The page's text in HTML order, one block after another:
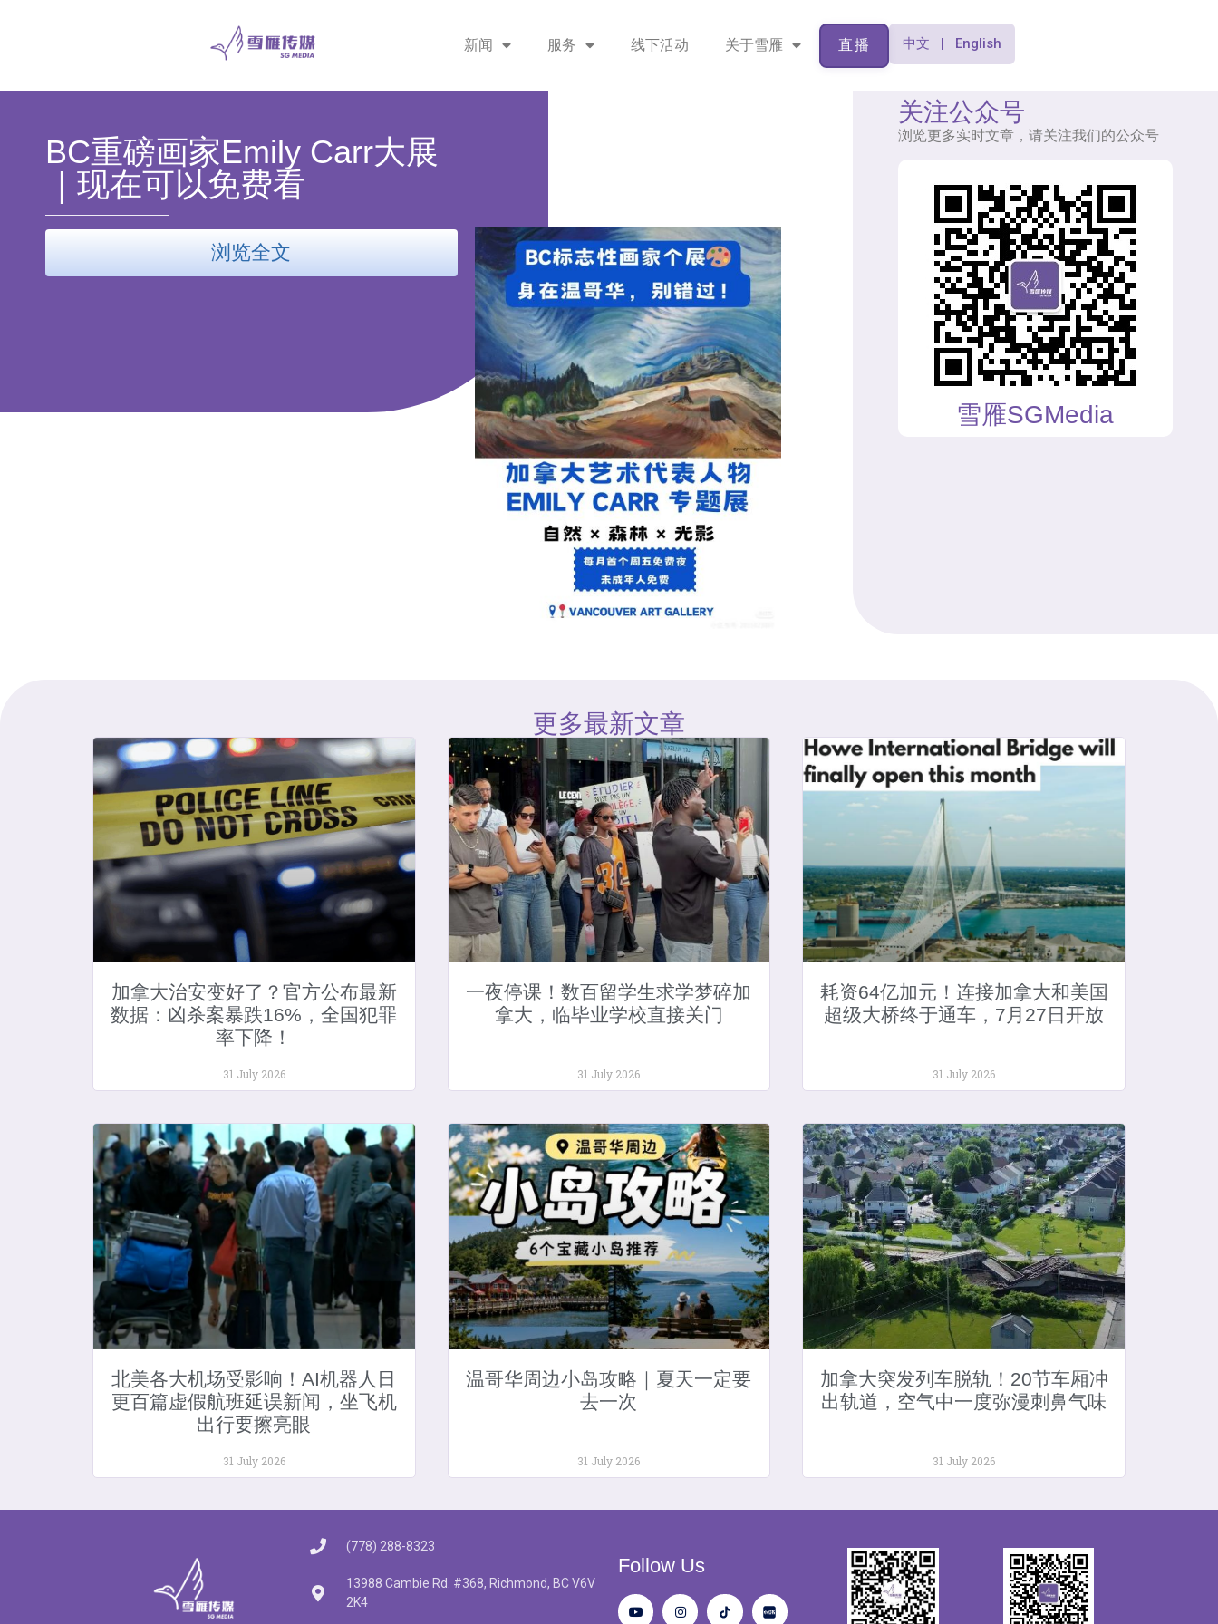
新闻 服务 线下活动 关于雪雁 直播 中文 | English
BC重磅画家Emily Carr大展
｜现在可以免费看
浏览全文
关注公众号
浏览更多实时文章，请关注我们的公众号
雪雁SGMedia
更多最新文章
加拿大治安变好了？官方公布最新
数据：凶杀案暴跌16%，全国犯罪
率下降！
31 July 2026
一夜停课！数百留学生求学梦碎加
拿大，临毕业学校直接关门
31 July 2026
耗资64亿加元！连接加拿大和美国
超级大桥终于通车，7月27日开放
31 July 2026
北美各大机场受影响！AI机器人日
更百篇虚假航班延误新闻，坐飞机
出行要擦亮眼
31 July 2026
温哥华周边小岛攻略｜夏天一定要
去一次
31 July 2026
加拿大突发列车脱轨！20节车厢冲
出轨道，空气中一度弥漫刺鼻气味
31 July 2026
(778) 288-8323
13988 Cambie Rd. #368, Richmond, BC V6V
2K4
Follow Us